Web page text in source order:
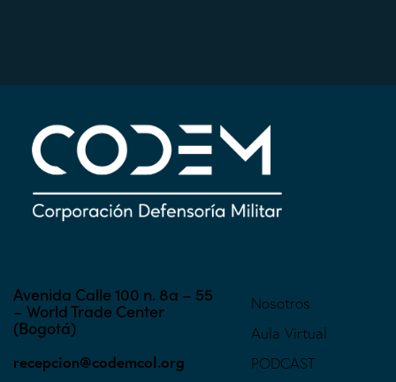
Avenida Calle 100 n. 8a – 55
– World Trade Center
(Bogotá)
recepcion@codemcol.org
Nosotros
Aula Virtual
PODCAST